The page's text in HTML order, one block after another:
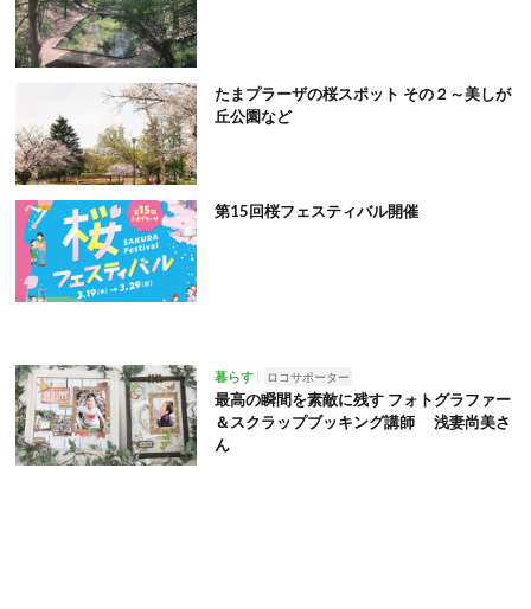
たまプラーザの桜スポット その２～美しが
丘公園など
第15回桜フェスティバル開催
暮らす ロコサポーター
最高の瞬間を素敵に残す フォトグラファー
＆スクラップブッキング講師 浅妻尚美さ
ん